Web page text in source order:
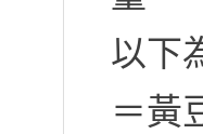
以下
＝黃